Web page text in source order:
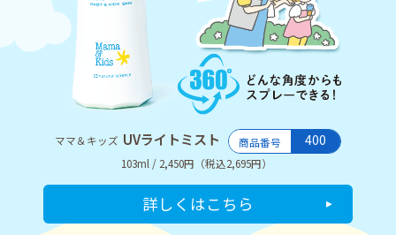
ママ＆キッズ UVライトミスト 商品番号 400
103ml / 2,450円（税込2,695円）
詳しくはこちら